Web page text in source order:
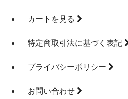
カートを見る
特定商取引法に基づく表記
プライバシーポリシー
お問い合わせ